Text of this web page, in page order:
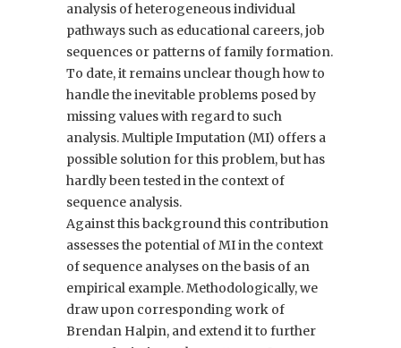
analysis of heterogeneous individual
pathways such as educational careers, job
sequences or patterns of family formation.
To date, it remains unclear though how to
handle the inevitable problems posed by
missing values with regard to such
analysis. Multiple Imputation (MI) offers a
possible solution for this problem, but has
hardly been tested in the context of
sequence analysis.
Against this background this contribution
assesses the potential of MI in the context
of sequence analyses on the basis of an
empirical example. Methodologically, we
draw upon corresponding work of
Brendan Halpin, and extend it to further